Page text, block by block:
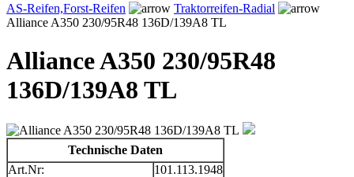
AS-Reifen,Forst-Reifen
Traktorreifen-Radial
Alliance A350 230/95R48 136D/139A8 TL
Alliance A350 230/95R48
136D/139A8 TL
Technische Daten
Art.Nr:
101.113.1948